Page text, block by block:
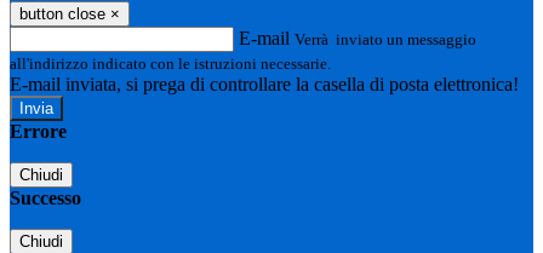
button close ×
E-mail Verrà inviato un messaggio
all'indirizzo indicato con le istruzioni necessarie.
E-mail inviata, si prega di controllare la casella di posta elettronica!
Errore
Chiudi
Successo
Chiudi